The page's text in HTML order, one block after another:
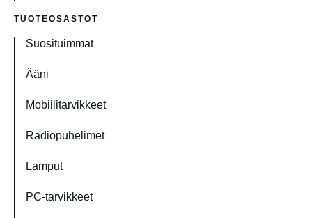
TUOTEOSASTOT
Suosituimmat
Ääni
Mobiilitarvikkeet
Radiopuhelimet
Lamput
PC-tarvikkeet